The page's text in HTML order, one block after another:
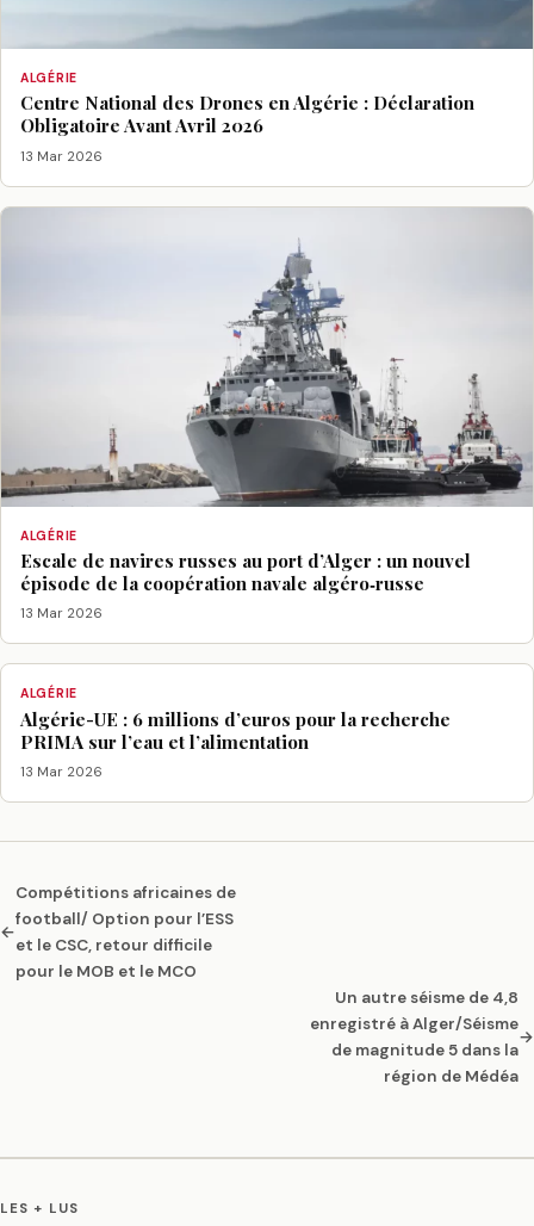
ALGÉRIE
Centre National des Drones en Algérie : Déclaration
Obligatoire Avant Avril 2026
13 Mar 2026
ALGÉRIE
Escale de navires russes au port d’Alger : un nouvel
épisode de la coopération navale algéro‑russe
13 Mar 2026
ALGÉRIE
Algérie-UE : 6 millions d’euros pour la recherche
PRIMA sur l’eau et l’alimentation
13 Mar 2026
←
Compétitions africaines de
football/ Option pour l’ESS
et le CSC, retour difficile
pour le MOB et le MCO
Un autre séisme de 4,8
enregistré à Alger/Séisme
de magnitude 5 dans la
région de Médéa
→
LES + LUS